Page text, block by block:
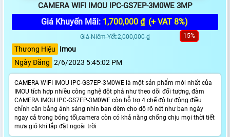
CAMERA WIFI IMOU IPC-GS7EP-3M0WE 3MP
Giá Khuyến Mãi: 1,700,000 ₫ (+ VAT 8%)
Giá Niêm Yết:2,000,000 ₫ 15%
Thương Hiệu
Imou
Ngày Đăng 2/6/2023 5:45:02 PM
CAMERA WIFI IMOU IPC-GS7EP-3M0WE là một sản phẩm mới nhất của
IMOU tích hợp nhiều công nghệ đột phá như theo dõi đối tượng, đàm
CAMERA IMOU IPC-GS7EP-3M0WE còn hỗ trợ 4 chế độ tự động điều
chỉnh cân bằng ánh sáng nhìn ban đêm cho độ rõ nét như ban ngày
ngay cả trong bóng tối,camera còn có khả năng chống chịu mọi thời tiết
mưa gió khi lắp đặt ngoài trời